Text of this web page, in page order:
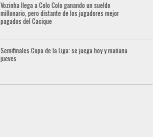
Vozinha llega a Colo Colo ganando un sueldo
millonario, pero distante de los jugadores mejor
pagados del Cacique
Semifinales Copa de la Liga: se juega hoy y mañana
jueves